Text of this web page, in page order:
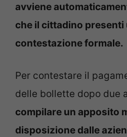
avviene
che il cittadino presenti
contestazione formale.
Per contestare il
delle bollette dopo due
compilare un apposito
disposizione dalle